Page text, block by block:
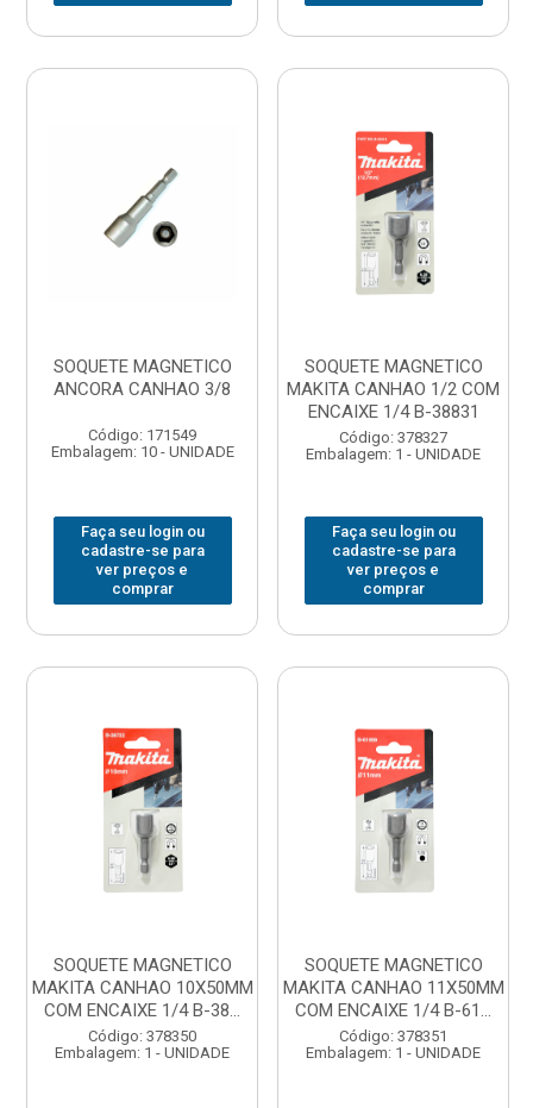
SOQUETE MAGNETICO
ANCORA CANHAO 3/8
Código: 171549
Embalagem: 10 - UNIDADE
Faça seu login ou
cadastre-se para
ver preços e
comprar
SOQUETE MAGNETICO
MAKITA CANHAO 1/2 COM
ENCAIXE 1/4 B-38831
Código: 378327
Embalagem: 1 - UNIDADE
Faça seu login ou
cadastre-se para
ver preços e
comprar
SOQUETE MAGNETICO
MAKITA CANHAO 10X50MM
COM ENCAIXE 1/4 B-38...
Código: 378350
Embalagem: 1 - UNIDADE
SOQUETE MAGNETICO
MAKITA CANHAO 11X50MM
COM ENCAIXE 1/4 B-61...
Código: 378351
Embalagem: 1 - UNIDADE